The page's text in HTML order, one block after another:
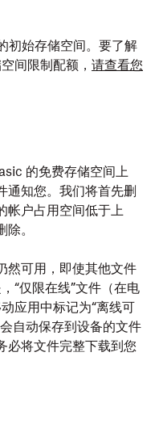
初始存储空间。要了解
间限制配额， 请查看您
的免费存储空间上
通知您。我们将首先删
帐户占用空间低于上
。
然可用，即使其他文件
“仅限在线”文件（在电
应用中标记为“离线可
自动保存到设备的文件
必将文件完整下载到您